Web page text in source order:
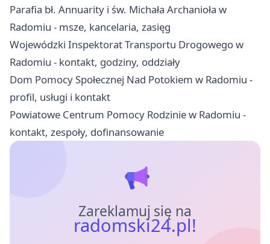
Parafia bł. Annuarity i św. Michała Archanioła w
Radomiu - msze, kancelaria, zasięg
Wojewódzki Inspektorat Transportu Drogowego w
Radomiu - kontakt, godziny, oddziały
Dom Pomocy Społecznej Nad Potokiem w Radomiu -
profil, usługi i kontakt
Powiatowe Centrum Pomocy Rodzinie w Radomiu -
kontakt, zespoły, dofinansowanie
Zareklamuj się na
radomski24.pl!